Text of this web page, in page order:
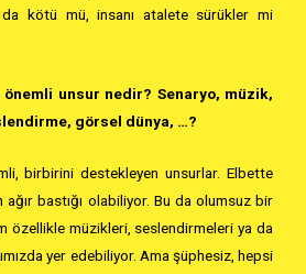
kötü mü, insanı atalete sürükler mi
unsur nedir? Senaryo, müzik,
görsel dünya, …?
birbirini destekleyen unsurlar. Elbette
bastığı olabiliyor. Bu da olumsuz bir
özellikle müzikleri, seslendirmeleri ya da
yer edebiliyor. Ama şüphesiz, hepsi